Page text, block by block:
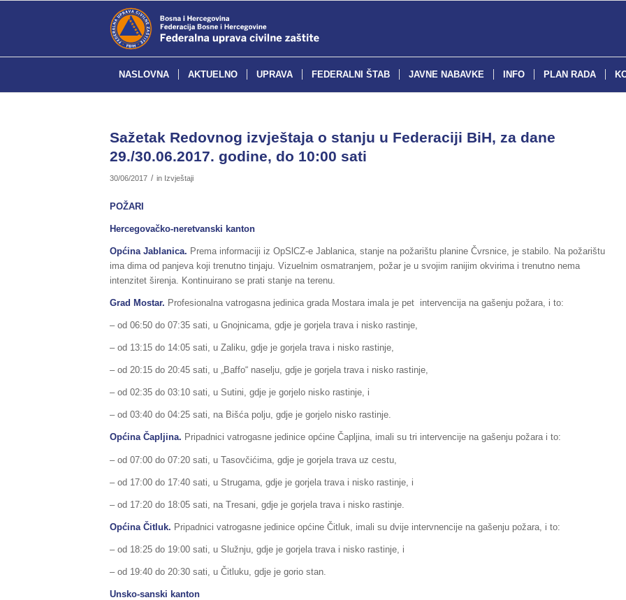
NASLOVNA AKTUELNO UPRAVA FEDERALNI ŠTAB JAVNE NABAVKE INFO PLAN RADA
Sažetak Redovnog izvještaja o stanju u Federaciji BiH, za dane
29./30.06.2017. godine, do 10:00 sati
30/06/2017 / in Izvještaji
POŽARI
Hercegovačko-neretvanski kanton
Općina Jablanica. Prema informaciji iz OpSlCZ-e Jablanica, stanje na požarištu planine Čvrsnice, je stabilo. Na požarištu
ima dima od panjeva koji trenutno tinjaju. Vizuelnim osmatranjem, požar je u svojim ranijim okvirima i trenutno nema
intenzitet širenja. Kontinuirano se prati stanje na terenu.
Grad Mostar. Profesionalna vatrogasna jedinica grada Mostara imala je pet intervencija na gašenju požara, i to:
– od 06:50 do 07:35 sati, u Gnojnicama, gdje je gorjela trava i nisko rastinje,
– od 13:15 do 14:05 sati, u Zaliku, gdje je gorjela trava i nisko rastinje,
– od 20:15 do 20:45 sati, u „Baffo“ naselju, gdje je gorjela trava i nisko rastinje,
– od 02:35 do 03:10 sati, u Sutini, gdje je gorjelo nisko rastinje, i
– od 03:40 do 04:25 sati, na Bišća polju, gdje je gorjelo nisko rastinje.
Općina Čapljina. Pripadnici vatrogasne jedinice općine Čapljina, imali su tri intervencije na gašenju požara i to:
– od 07:00 do 07:20 sati, u Tasovčićima, gdje je gorjela trava uz cestu,
– od 17:00 do 17:40 sati, u Strugama, gdje je gorjela trava i nisko rastinje, i
– od 17:20 do 18:05 sati, na Tresani, gdje je gorjela trava i nisko rastinje.
Općina Čitluk. Pripadnici vatrogasne jedinice općine Čitluk, imali su dvije intervnencije na gašenju požara, i to:
– od 18:25 do 19:00 sati, u Služnju, gdje je gorjela trava i nisko rastinje, i
– od 19:40 do 20:30 sati, u Čitluku, gdje je gorio stan.
Unsko-sanski kanton